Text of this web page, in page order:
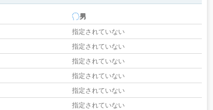
男
指定されていない
指定されていない
指定されていない
指定されていない
指定されていない
指定されていない